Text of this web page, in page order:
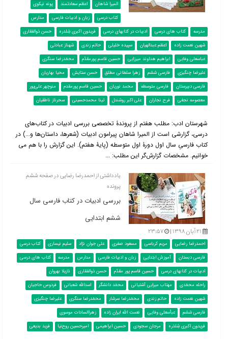
المیرا شاهان اعظم سعادتمند
پونه نیکوی
کتاب درسی
زبان و ادبیات فارسی
مدارس
مدرسه
کتاب های درسی ادبیات در کتابهای درسی فریدون اکبری شِلدره
حسن ذوالفقاری
شهین نعمت زاده
اعظم عبدالهیان سپیده خلیلی حاتم زندی
شهناز عبادتی
عباسعلی وفایی
ابراهیم هداوند میرزایی حسین قاسم پورمقدّم
محمّدرضا سنگری
علیرضا چنگیزی
فارسی ششم زهرا سلطانی مطلق حسن ستایش
محیا بهاریان
فارسی دبیرستان
فارسی متوسطه محمد نوریان حسین قاسم پورمقدم
منوچهر علی‌پور
معصومه نجفی
فرح نجاران علی اکبر روشندل تینا محمدحسینی سحرناز ناطقیان
شهرستان ادب: مطلب هفتم از پروندۀ تخصصی بررسی ادبیات در کتاب‌‌های
درسی، گزارشی است از المیرا شاهان پیرامون ادبیات (شعرها، داستان‌ها و...) در
کتاب فارسیِ سال اول دورۀ اول متوسطه (پایۀ هفتم). این گزارش را با هم می
خوانیم. مشخصات گزارش‌گر این مطلب: ...
یادداشتی از احمدرضا رضایی در صفحه ششم
پرونده
بررسی ادبیات در کتاب فارسی سال
ششم ابتدایی
۲۱ آبان ۱۳۹۸ | ۲۳:۵۷
احمدرضا رضایی مریم کرباسی مسعود صفری علی جوان نژاد سلیم نیساری
کتاب درسی
فارسی دبستان
آموزش ابتدایی زبان و ادبیات فارسی مدارس مدرسه
کتاب های درسی
ادبیات در کتابهای درسی
حسین قاسم پور مقدّم حسن ذوالفقاری
نازیلا بهروان
راحله محمّدی
مهتاب میرایی آشتیانی محمّد دانشگر اسدالله شعبانی
فردوس حاجیان
شهین نعمت زاده
حاتم زندی محمّدرضا سرشار محمّدرضا سنگری
علیرضا چنگیزی
فارسی ششم
عباّسعلی وفایی نعمت الله ایران زاده
زهراالسادات موسوی
فریدون اکبری شِلدَره
مرجان سجودی حسین ابراهیمی امیرحسین روح‌نیا فرید بدیعی